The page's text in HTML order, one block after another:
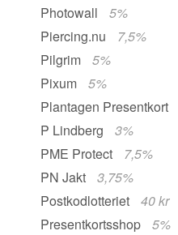
Photowall
5%
Piercing.nu
7,5%
Pilgrim
5%
Pixum
5%
Plantagen Presentkort
P Lindberg
3%
PME Protect
7,5%
PN Jakt
3,75%
Postkodlotteriet
40 kr
Presentkortsshop
5%